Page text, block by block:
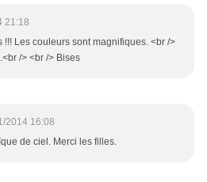
21:18
!!! Les couleurs sont magnifiques. <br />
/> <br /> Bises
2014 16:08
de ciel. Merci les filles.